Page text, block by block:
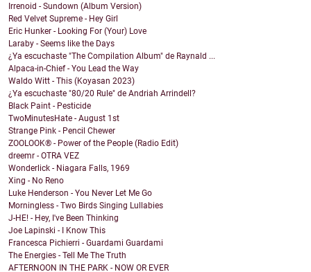
Irrenoid - Sundown (Album Version)
Red Velvet Supreme - Hey Girl
Eric Hunker - Looking For (Your) Love
Laraby - Seems like the Days
¿Ya escuchaste "The Compilation Album" de Raynald ...
Alpaca-in-Chief - You Lead the Way
Waldo Witt - This (Koyasan 2023)
¿Ya escuchaste "80/20 Rule" de Andriah Arrindell?
Black Paint - Pesticide
TwoMinutesHate - August 1st
Strange Pink - Pencil Chewer
ZOOLOOK® - Power of the People (Radio Edit)
dreemr - OTRA VEZ
Wonderlick - Niagara Falls, 1969
Xing - No Reno
Luke Henderson - You Never Let Me Go
Morningless - Two Birds Singing Lullabies
J-HE! - Hey, I've Been Thinking
Joe Lapinski - I Know This
Francesca Pichierri - Guardami Guardami
The Energies - Tell Me The Truth
AFTERNOON IN THE PARK - NOW OR EVER